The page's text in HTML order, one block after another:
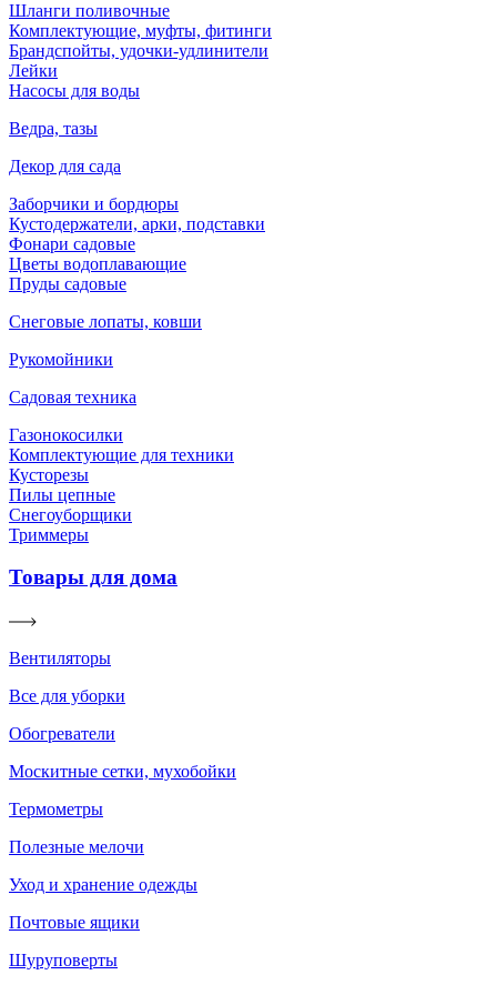
Шланги поливочные
Комплектующие, муфты, фитинги
Брандспойты, удочки-удлинители
Лейки
Насосы для воды
Ведра, тазы
Декор для сада
Заборчики и бордюры
Кустодержатели, арки, подставки
Фонари садовые
Цветы водоплавающие
Пруды садовые
Снеговые лопаты, ковши
Рукомойники
Садовая техника
Газонокосилки
Комплектующие для техники
Кусторезы
Пилы цепные
Снегоуборщики
Триммеры
Товары для дома
Вентиляторы
Все для уборки
Обогреватели
Москитные сетки, мухобойки
Термометры
Полезные мелочи
Уход и хранение одежды
Почтовые ящики
Шуруповерты